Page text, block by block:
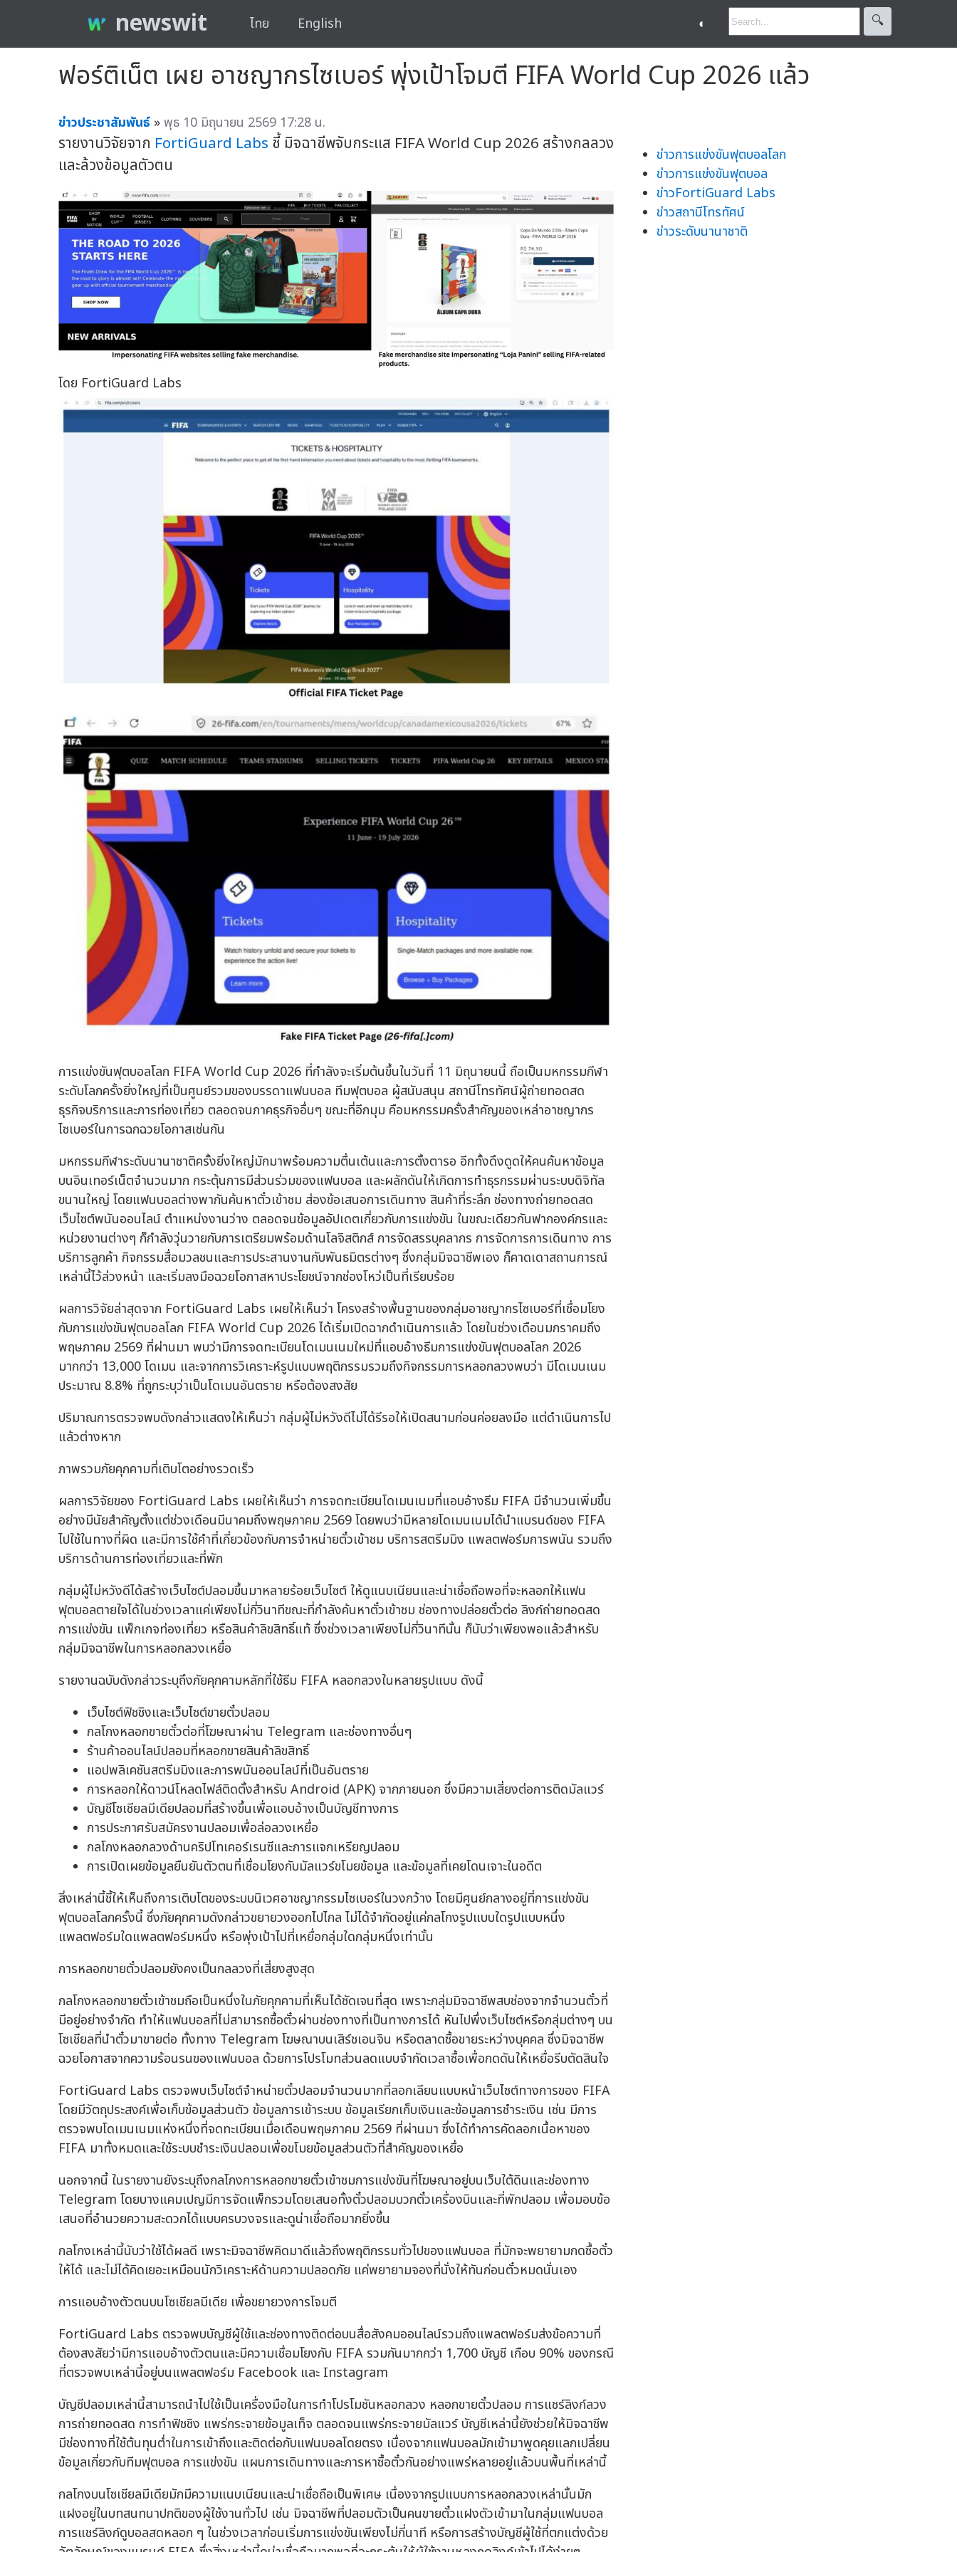
newswit ไทย English ◐ 🔍︎
ฟอร์ติเน็ต เผย อาชญากรไซเบอร์ พุ่งเป้าโจมตี FIFA World Cup 2026 แล้ว
ข่าวประชาสัมพันธ์ »พุธ 10 มิถุนายน 2569 17:28 น.
รายงานวิจัยจาก FortiGuard Labs ชี้ มิจฉาชีพจับกระแส FIFA World Cup 2026 สร้างกลลวง
และล้วงข้อมูลตัวตน
โดย FortiGuard Labs
การแข่งขันฟุตบอลโลก FIFA World Cup 2026 ที่กำลังจะเริ่มต้นขึ้นในวันที่ 11 มิถุนายนนี้ ถือเป็นมหกรรมกีฬา
ระดับโลกครั้งยิ่งใหญ่ที่เป็นศูนย์รวมของบรรดาแฟนบอล ทีมฟุตบอล ผู้สนับสนุน สถานีโทรทัศน์ผู้ถ่ายทอดสด
ธุรกิจบริการและการท่องเที่ยว ตลอดจนภาคธุรกิจอื่นๆ ขณะที่อีกมุม คือมหกรรมครั้งสำคัญของเหล่าอาชญากร
ไซเบอร์ในการฉกฉวยโอกาสเช่นกัน
มหกรรมกีฬาระดับนานาชาติครั้งยิ่งใหญ่มักมาพร้อมความตื่นเต้นและการตั้งตารอ อีกทั้งดึงดูดให้คนค้นหาข้อมูล
บนอินเทอร์เน็ตจำนวนมาก กระตุ้นการมีส่วนร่วมของแฟนบอล และผลักดันให้เกิดการทำธุรกรรมผ่านระบบดิจิทัล
ขนานใหญ่ โดยแฟนบอลต่างพากันค้นหาตั๋วเข้าชม ส่องข้อเสนอการเดินทาง สินค้าที่ระลึก ช่องทางถ่ายทอดสด
เว็บไซต์พนันออนไลน์ ตำแหน่งงานว่าง ตลอดจนข้อมูลอัปเดตเกี่ยวกับการแข่งขัน ในขณะเดียวกันฟากองค์กรและ
หน่วยงานต่างๆ ก็กำลังวุ่นวายกับการเตรียมพร้อมด้านโลจิสติกส์ การจัดสรรบุคลากร การจัดการการเดินทาง การ
บริการลูกค้า กิจกรรมสื่อมวลชนและการประสานงานกับพันธมิตรต่างๆ ซึ่งกลุ่มมิจฉาชีพเอง ก็คาดเดาสถานการณ์
เหล่านี้ไว้ล่วงหน้า และเริ่มลงมือฉวยโอกาสหาประโยชน์จากช่องโหว่เป็นที่เรียบร้อย
ผลการวิจัยล่าสุดจาก FortiGuard Labs เผยให้เห็นว่า โครงสร้างพื้นฐานของกลุ่มอาชญากรไซเบอร์ที่เชื่อมโยง
กับการแข่งขันฟุตบอลโลก FIFA World Cup 2026 ได้เริ่มเปิดฉากดำเนินการแล้ว โดยในช่วงเดือนมกราคมถึง
พฤษภาคม 2569 ที่ผ่านมา พบว่ามีการจดทะเบียนโดเมนเนมใหม่ที่แอบอ้างธีมการแข่งขันฟุตบอลโลก 2026
มากกว่า 13,000 โดเมน และจากการวิเคราะห์รูปแบบพฤติกรรมรวมถึงกิจกรรมการหลอกลวงพบว่า มีโดเมนเนม
ประมาณ 8.8% ที่ถูกระบุว่าเป็นโดเมนอันตราย หรือต้องสงสัย
ปริมาณการตรวจพบดังกล่าวแสดงให้เห็นว่า กลุ่มผู้ไม่หวังดีไม่ได้รีรอให้เปิดสนามก่อนค่อยลงมือ แต่ดำเนินการไป
แล้วต่างหาก
ภาพรวมภัยคุกคามที่เติบโตอย่างรวดเร็ว
ผลการวิจัยของ FortiGuard Labs เผยให้เห็นว่า การจดทะเบียนโดเมนเนมที่แอบอ้างธีม FIFA มีจำนวนเพิ่มขึ้น
อย่างมีนัยสำคัญตั้งแต่ช่วงเดือนมีนาคมถึงพฤษภาคม 2569 โดยพบว่ามีหลายโดเมนเนมได้นำแบรนด์ของ FIFA
ไปใช้ในทางที่ผิด และมีการใช้คำที่เกี่ยวข้องกับการจำหน่ายตั๋วเข้าชม บริการสตรีมมิง แพลตฟอร์มการพนัน รวมถึง
บริการด้านการท่องเที่ยวและที่พัก
กลุ่มผู้ไม่หวังดีได้สร้างเว็บไซต์ปลอมขึ้นมาหลายร้อยเว็บไซต์ ให้ดูแนบเนียนและน่าเชื่อถือพอที่จะหลอกให้แฟน
ฟุตบอลตายใจได้ในช่วงเวลาแค่เพียงไม่กี่วินาทีขณะที่กำลังค้นหาตั๋วเข้าชม ช่องทางปล่อยตั๋วต่อ ลิงก์ถ่ายทอดสด
การแข่งขัน แพ็กเกจท่องเที่ยว หรือสินค้าลิขสิทธิ์แท้ ซึ่งช่วงเวลาเพียงไม่กี่วินาทีนั้น ก็นับว่าเพียงพอแล้วสำหรับ
กลุ่มมิจฉาชีพในการหลอกลวงเหยื่อ
รายงานฉบับดังกล่าวระบุถึงภัยคุกคามหลักที่ใช้ธีม FIFA หลอกลวงในหลายรูปแบบ ดังนี้
เว็บไซต์ฟิชชิงและเว็บไซต์ขายตั๋วปลอม
กลโกงหลอกขายตั๋วต่อที่โฆษณาผ่าน Telegram และช่องทางอื่นๆ
ร้านค้าออนไลน์ปลอมที่หลอกขายสินค้าลิขสิทธิ์
แอปพลิเคชันสตรีมมิงและการพนันออนไลน์ที่เป็นอันตราย
การหลอกให้ดาวน์โหลดไฟล์ติดตั้งสำหรับ Android (APK) จากภายนอก ซึ่งมีความเสี่ยงต่อการติดมัลแวร์
บัญชีโซเชียลมีเดียปลอมที่สร้างขึ้นเพื่อแอบอ้างเป็นบัญชีทางการ
การประกาศรับสมัครงานปลอมเพื่อล่อลวงเหยื่อ
กลโกงหลอกลวงด้านคริปโทเคอร์เรนซีและการแจกเหรียญปลอม
การเปิดเผยข้อมูลยืนยันตัวตนที่เชื่อมโยงกับมัลแวร์ขโมยข้อมูล และข้อมูลที่เคยโดนเจาะในอดีต
สิ่งเหล่านี้ชี้ให้เห็นถึงการเติบโตของระบบนิเวศอาชญากรรมไซเบอร์ในวงกว้าง โดยมีศูนย์กลางอยู่ที่การแข่งขัน
ฟุตบอลโลกครั้งนี้ ซึ่งภัยคุกคามดังกล่าวขยายวงออกไปไกล ไม่ได้จำกัดอยู่แค่กลโกงรูปแบบใดรูปแบบหนึ่ง
แพลตฟอร์มใดแพลตฟอร์มหนึ่ง หรือพุ่งเป้าไปที่เหยื่อกลุ่มใดกลุ่มหนึ่งเท่านั้น
การหลอกขายตั๋วปลอมยังคงเป็นกลลวงที่เสี่ยงสูงสุด
กลโกงหลอกขายตั๋วเข้าชมถือเป็นหนึ่งในภัยคุกคามที่เห็นได้ชัดเจนที่สุด เพราะกลุ่มมิจฉาชีพสบช่องจากจำนวนตั๋วที่
มีอยู่อย่างจำกัด ทำให้แฟนบอลที่ไม่สามารถซื้อตั๋วผ่านช่องทางที่เป็นทางการได้ หันไปพึ่งเว็บไซต์หรือกลุ่มต่างๆ บน
โซเชียลที่นำตั๋วมาขายต่อ ทั้งทาง Telegram โฆษณาบนเสิร์ชเอนจิน หรือตลาดซื้อขายระหว่างบุคคล ซึ่งมิจฉาชีพ
ฉวยโอกาสจากความร้อนรนของแฟนบอล ด้วยการโปรโมทส่วนลดแบบจำกัดเวลาซื้อเพื่อกดดันให้เหยื่อรีบตัดสินใจ
FortiGuard Labs ตรวจพบเว็บไซต์จำหน่ายตั๋วปลอมจำนวนมากที่ลอกเลียนแบบหน้าเว็บไซต์ทางการของ FIFA
โดยมีวัตถุประสงค์เพื่อเก็บข้อมูลส่วนตัว ข้อมูลการเข้าระบบ ข้อมูลเรียกเก็บเงินและข้อมูลการชำระเงิน เช่น มีการ
ตรวจพบโดเมนเนมแห่งหนึ่งที่จดทะเบียนเมื่อเดือนพฤษภาคม 2569 ที่ผ่านมา ซึ่งได้ทำการคัดลอกเนื้อหาของ
FIFA มาทั้งหมดและใช้ระบบชำระเงินปลอมเพื่อขโมยข้อมูลส่วนตัวที่สำคัญของเหยื่อ
นอกจากนี้ ในรายงานยังระบุถึงกลโกงการหลอกขายตั๋วเข้าชมการแข่งขันที่โฆษณาอยู่บนเว็บใต้ดินและช่องทาง
Telegram โดยบางแคมเปญมีการจัดแพ็กรวมโดยเสนอทั้งตั๋วปลอมบวกตั๋วเครื่องบินและที่พักปลอม เพื่อมอบข้อ
เสนอที่อำนวยความสะดวกได้แบบครบวงจรและดูน่าเชื่อถือมากยิ่งขึ้น
กลโกงเหล่านี้นับว่าใช้ได้ผลดี เพราะมิจฉาชีพคิดมาดีแล้วถึงพฤติกรรมทั่วไปของแฟนบอล ที่มักจะพยายามกดซื้อตั๋ว
ให้ได้ และไม่ได้คิดเยอะเหมือนนักวิเคราะห์ด้านความปลอดภัย แค่พยายามจองที่นั่งให้ทันก่อนตั๋วหมดนั่นเอง
การแอบอ้างตัวตนบนโซเชียลมีเดีย เพื่อขยายวงการโจมตี
FortiGuard Labs ตรวจพบบัญชีผู้ใช้และช่องทางติดต่อบนสื่อสังคมออนไลน์รวมถึงแพลตฟอร์มส่งข้อความที่
ต้องสงสัยว่ามีการแอบอ้างตัวตนและมีความเชื่อมโยงกับ FIFA รวมกันมากกว่า 1,700 บัญชี เกือบ 90% ของกรณี
ที่ตรวจพบเหล่านี้อยู่บนแพลตฟอร์ม Facebook และ Instagram
บัญชีปลอมเหล่านี้สามารถนำไปใช้เป็นเครื่องมือในการทำโปรโมชันหลอกลวง หลอกขายตั๋วปลอม การแชร์ลิงก์ลวง
การถ่ายทอดสด การทำฟิชชิง แพร่กระจายข้อมูลเท็จ ตลอดจนแพร่กระจายมัลแวร์ บัญชีเหล่านี้ยังช่วยให้มิจฉาชีพ
มีช่องทางที่ใช้ต้นทุนต่ำในการเข้าถึงและติดต่อกับแฟนบอลโดยตรง เนื่องจากแฟนบอลมักเข้ามาพูดคุยแลกเปลี่ยน
ข้อมูลเกี่ยวกับทีมฟุตบอล การแข่งขัน แผนการเดินทางและการหาซื้อตั๋วกันอย่างแพร่หลายอยู่แล้วบนพื้นที่เหล่านี้
กลโกงบนโซเชียลมีเดียมักมีความแนบเนียนและน่าเชื่อถือเป็นพิเศษ เนื่องจากรูปแบบการหลอกลวงเหล่านั้นมัก
แฝงอยู่ในบทสนทนาปกติของผู้ใช้งานทั่วไป เช่น มิจฉาชีพที่ปลอมตัวเป็นคนขายตั๋วแฝงตัวเข้ามาในกลุ่มแฟนบอล
การแชร์ลิงก์ดูบอลสดหลอก ๆ ในช่วงเวลาก่อนเริ่มการแข่งขันเพียงไม่กี่นาที หรือการสร้างบัญชีผู้ใช้ที่ตกแต่งด้วย
ข่าวการแข่งขันฟุตบอลโลก
ข่าวการแข่งขันฟุตบอล
ข่าวFortiGuard Labs
ข่าวสถานีโทรทัศน์
ข่าวระดับนานาชาติ